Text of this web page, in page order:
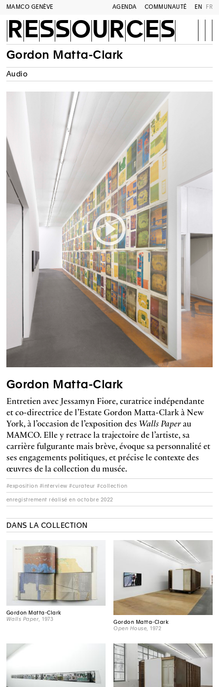
MAMCO GENÈVE AGENDA COMMUNAUTÉ EN FR
RESSOURCES
Gordon Matta-Clark
Audio
Gordon Matta-Clark
Entretien avec Jessamyn Fiore, curatrice indépendante
et co-directrice de l’Estate Gordon Matta-Clark à New
York, à l’occasion de l’exposition des Walls Paperau
MAMCO. Elle y retrace la trajectoire de l’artiste, sa
carrière fulgurante mais brève, évoque sa personnalité et
ses engagements politiques, et précise le contexte des
œuvres de la collection du musée.
#exposition #interview #curateur #collection
enregistrement réalisé en octobre 2022
DANS LA COLLECTION
Gordon Matta-Clark
Walls Paper , 1973
Gordon Matta-Clark
Open House , 1972